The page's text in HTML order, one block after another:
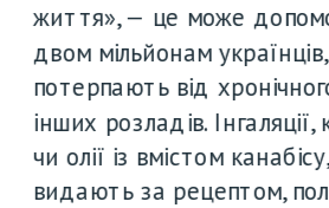
життя», — це може
двом мільйонам українців,
потерпають від
інших розладів. Інгаляції,
чи олії із вмістом
видають за рецептом,